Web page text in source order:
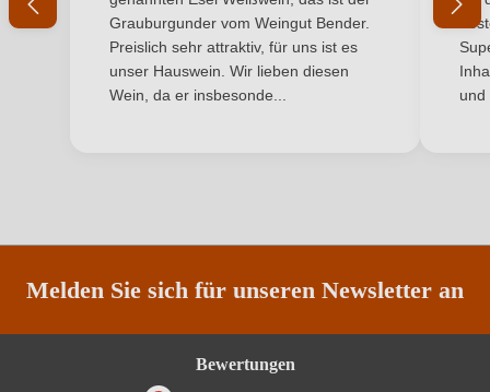
Rebsorte Cuvée (Rot)
Kastilien und León
Ich habe mein Passwort vergessen
Grauburgunder vom Weingut Bender.
Preislich sehr attraktiv, für uns ist es
unser Hauswein. Wir lieben diesen
Wein, da er insbesonde...
und
Melden Sie sich für unseren Newsletter an
Bewertungen